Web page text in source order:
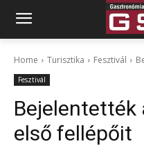
Home Turisztika Fesztivál
Fesztivál
Bejelentették
első fellépőit